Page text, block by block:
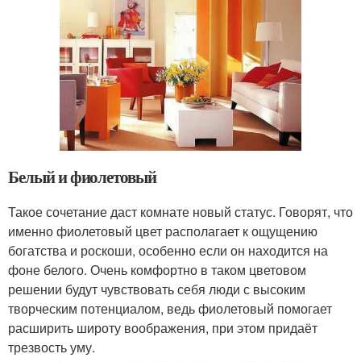
Белый и фиолетовый
Такое сочетание даст комнате новый статус. Говорят, что
именно фиолетовый цвет располагает к ощущению
богатства и роскоши, особенно если он находится на
фоне белого. Очень комфортно в таком цветовом
решении будут чувствовать себя люди с высоким
творческим потенциалом, ведь фиолетовый помогает
расширить широту воображения, при этом придаёт
трезвость уму.